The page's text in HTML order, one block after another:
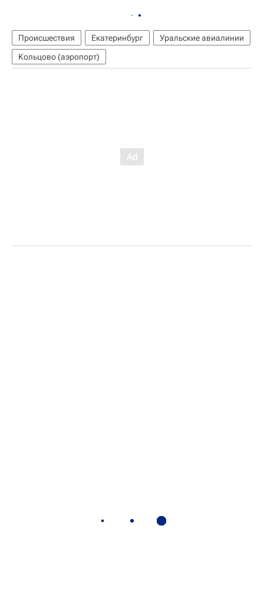
Происшествия Екатеринбург
Уральские авиалинии
Кольцово (аэропорт)